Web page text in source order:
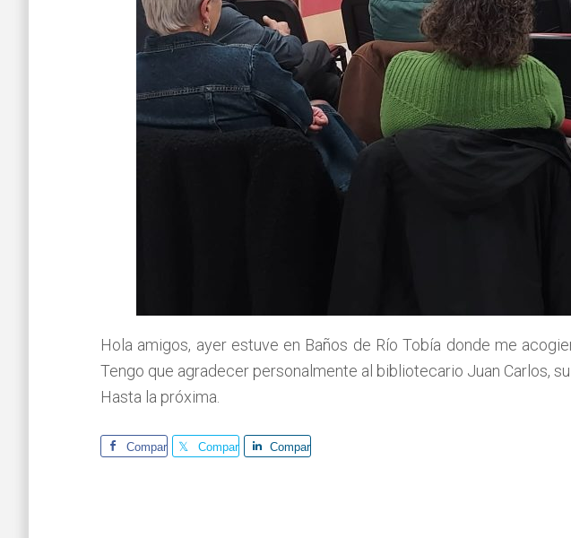
Hola amigos, ayer estuve en Baños de Río Tobía donde me
Tengo que agradecer personalmente al bibliotecario Juan Carlos,
Hasta la próxima.
Comparte Comparte Comparte